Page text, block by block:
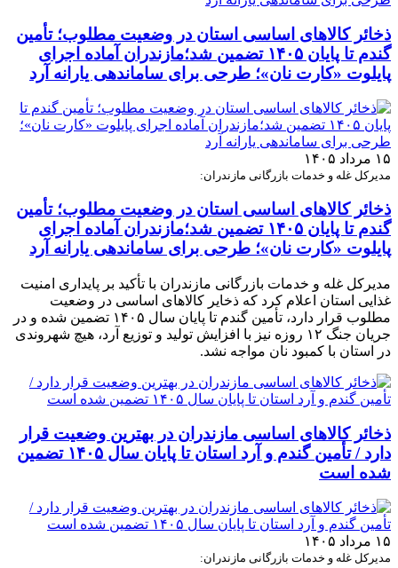
ذخائر کالاهای اساسی استان در وضعیت مطلوب؛ تأمین
گندم تا پایان ۱۴۰۵ تضمین شد؛مازندران آماده اجرای
پایلوت «کارت نان»؛ طرحی برای ساماندهی یارانه آرد
۱۵ مرداد ۱۴۰۵
مدیرکل غله و خدمات بازرگانی مازندران:
ذخائر کالاهای اساسی استان در وضعیت مطلوب؛ تأمین
گندم تا پایان ۱۴۰۵ تضمین شد؛مازندران آماده اجرای
پایلوت «کارت نان»؛ طرحی برای ساماندهی یارانه آرد
مدیرکل غله و خدمات بازرگانی مازندران با تأکید بر پایداری امنیت
غذایی استان اعلام کرد که ذخایر کالاهای اساسی در وضعیت
مطلوب قرار دارد، تأمین گندم تا پایان سال ۱۴۰۵ تضمین شده و در
جریان جنگ ۱۲ روزه نیز با افزایش تولید و توزیع آرد، هیچ شهروندی
در استان با کمبود نان مواجه نشد.
ذخائر کالاهای اساسی مازندران در بهترین وضعیت قرار
دارد / تأمین گندم و آرد استان تا پایان سال ۱۴۰۵ تضمین
شده است
۱۵ مرداد ۱۴۰۵
مدیرکل غله و خدمات بازرگانی مازندران: